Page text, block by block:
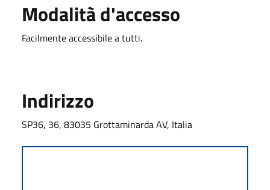
Modalità d'accesso
Facilmente accessibile a tutti.
Indirizzo
SP36, 36, 83035 Grottaminarda AV, Italia